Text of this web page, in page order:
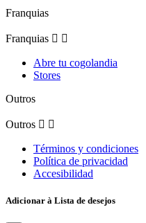
Franquias
Franquias  
Abre tu cogolandia
Stores
Outros
Outros  
Términos y condiciones
Política de privacidad
Accesibilidad
Adicionar à Lista de desejos